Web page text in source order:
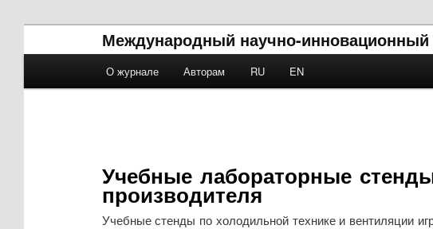
Международный научно-инновационный
Skip to primary content
Skip to secondary content
О журнале Авторам RU EN
Учебные лабораторные
производителя
Учебные стенды по холодильной технике и вентиляции